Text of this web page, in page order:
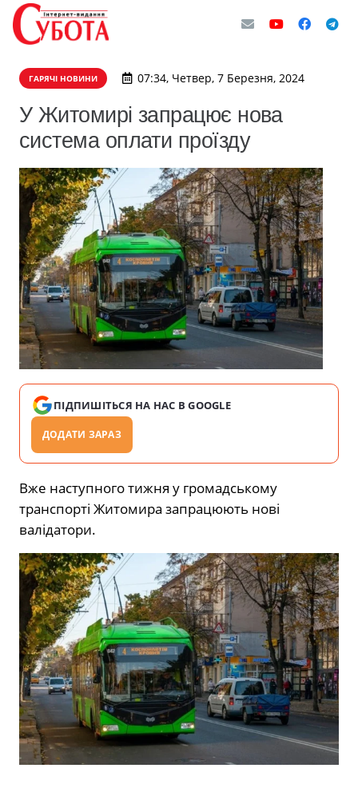
ГАРЯЧІ НОВИНИ 07:34, Четвер, 7 Березня, 2024
У Житомирі запрацює нова
система оплати проїзду
ПІДПИШІТЬСЯ НА НАС В GOOGLE
ДОДАТИ ЗАРАЗ
Вже наступного тижня у громадському
транспорті Житомира запрацюють нові
валідатори.